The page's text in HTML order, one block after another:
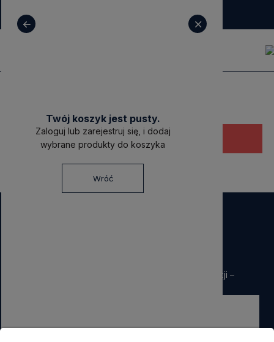
sklep@decoratore.pl
Twój koszyk jest pusty.
Zaloguj lub zarejestruj się, i dodaj
wybrane produkty do koszyka
Wróć
Ten produkt jest niedostępny.
na pierwsze zamówienie. Nie przegap okazji –